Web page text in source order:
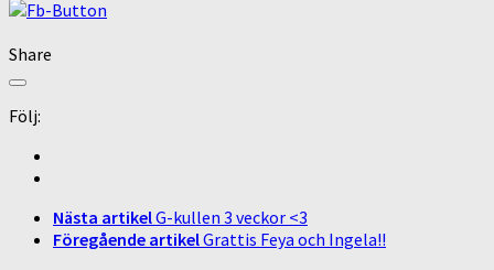
Share
Följ:
Nästa artikelG-kullen 3 veckor <3
Föregående artikelGrattis Feya och Ingela!!